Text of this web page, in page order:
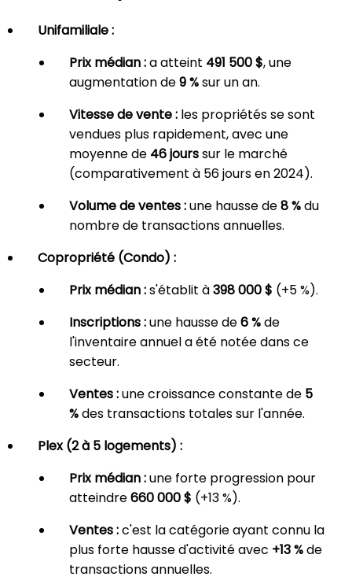
Unifamiliale :
Prix médian :a atteint 491 500 $, une
augmentation de9 %sur un an.
Vitesse de vente : les propriétés se sont
vendues plus rapidement, avec une
moyenne de 46 jourssur le marché
(comparativement à 56 jours en 2024).
Volume de ventes :une hausse de8 %du
nombre de transactions annuelles.
Copropriété (Condo) :
Prix médian :s'établit à398 000 $ (+5 %).
Inscriptions :une hausse de6 %de
l'inventaire annuel a été notée dans ce
secteur.
Ventes :une croissance constante de 5
%des transactions totales sur l'année.
Plex (2 à 5 logements) :
Prix médian :une forte progression pour
atteindre660 000 $ (+13 %).
Ventes :c'est la catégorie ayant connu la
plus forte hausse d'activité avec +13 %de
transactions annuelles.